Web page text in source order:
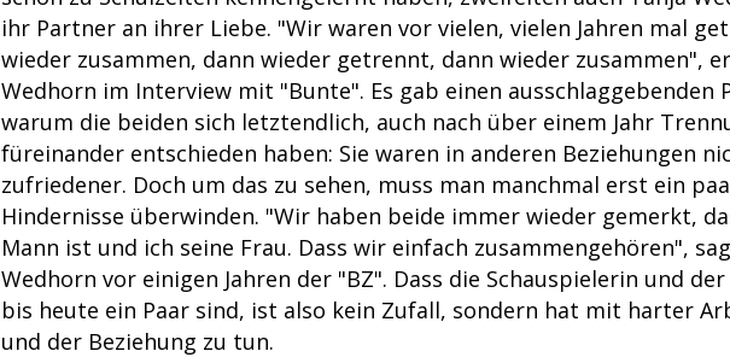
ihr Partner an ihrer Liebe. "Wir waren vor vielen, vielen Jahren mal
wieder zusammen, dann wieder getrennt, dann wieder zusammen",
Wedhorn im Interview mit "Bunte". Es gab einen ausschlaggebenden
warum die beiden sich letztendlich, auch nach über einem Jahr
füreinander entschieden haben: Sie waren in anderen Beziehungen
zufriedener. Doch um das zu sehen, muss man manchmal erst ein
Hindernisse überwinden. "Wir haben beide immer wieder gemerkt,
Mann ist und ich seine Frau. Dass wir einfach zusammengehören",
Wedhorn vor einigen Jahren der "BZ". Dass die Schauspielerin und
bis heute ein Paar sind, ist also kein Zufall, sondern hat mit harter
und der Beziehung zu tun.